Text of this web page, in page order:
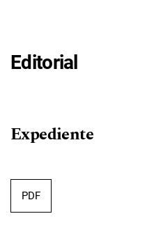
Editorial
Expediente
PDF